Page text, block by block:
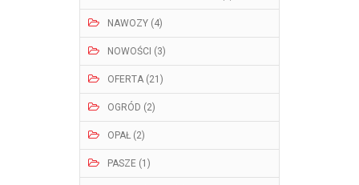
NAWOZY (4)
NOWOŚCI (3)
OFERTA (21)
OGRÓD (2)
OPAŁ (2)
PASZE (1)